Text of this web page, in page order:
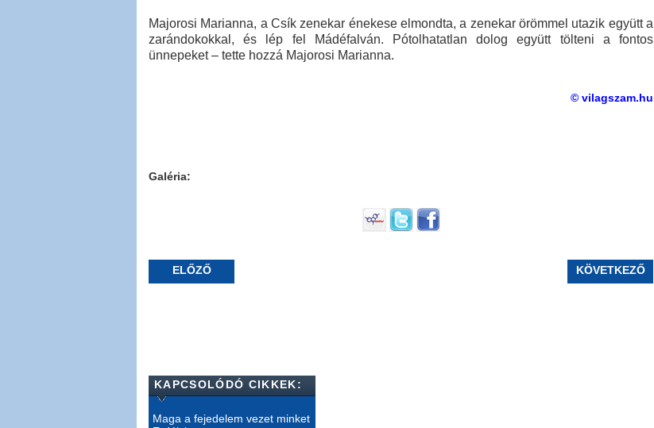
Majorosi Marianna, a Csík zenekar énekese elmondta, a zenekar örömmel utazik együtt a
zarándokokkal, és lép fel Mádéfalván. Pótolhatatlan dolog együtt tölteni a fontos
ünnepeket – tette hozzá Majorosi Marianna.
© vilagszam.hu
Galéria:
ELŐZŐ KÖVETKEZŐ
KAPCSOLÓDÓ CIKKEK:
Maga a fejedelem vezet minket